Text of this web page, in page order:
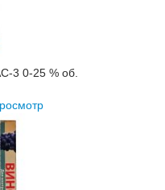
3 0-25 % об.